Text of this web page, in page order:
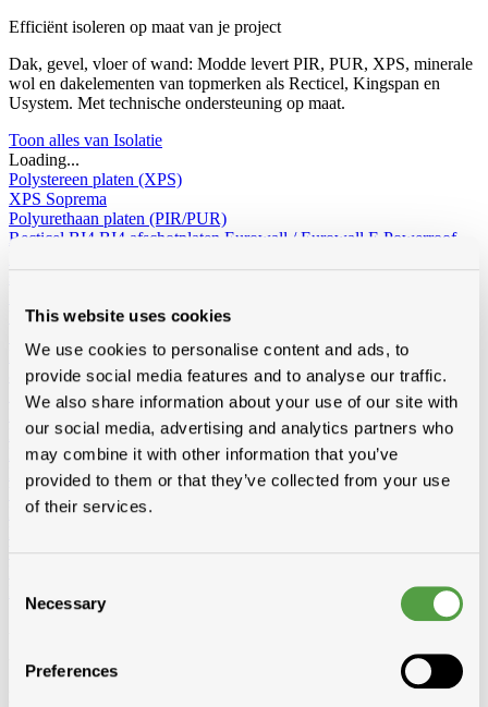
This website uses cookies
We use cookies to personalise content and ads, to
provide social media features and to analyse our traffic.
We also share information about your use of our site with
our social media, advertising and analytics partners who
may combine it with other information that you’ve
provided to them or that they’ve collected from your use
of their services.
Selection
Necessary
Preferences
Efficiënt isoleren op maat van je project
Dak, gevel, vloer of wand: Modde levert PIR, PUR, XPS, minerale
wol en dakelementen van topmerken als Recticel, Kingspan en
Usystem. Met technische ondersteuning op maat.
Toon alles van Isolatie
Loading...
Polystereen platen (XPS)
XPS Soprema
Polyurethaan platen (PIR/PUR)
Recticel BI4 BI4 afschotplaten Eurowall / Eurowall E Powerroof
UthermUtherm Roof MUtherm Sarking A
Elev isogard AK/AF RF-S30mm40mm50mm60mm 70mm
80mm90mm100mm110mm120mm130mm140mm150mm
160mm
Idelco
Minerale wol (platen en rollen)
Hellend dakUrsa Knauf RockwoolIsover
Plat dakRockwool
Wand - Zoldervloer - spouw Ursa IsoverRockwool
Houtvezelisolatie
Vacuumisolatie
Van folies, lijmen en ventilatie tot rookgasafvoer, zoldertrappen en
gereedschap, bij Modde vind je alle toebehoren voor een vlotte,